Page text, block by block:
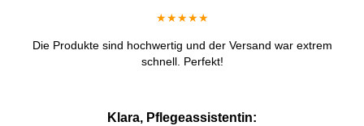
★★★★★
Die Produkte sind hochwertig und der Versand war extrem
schnell. Perfekt!
Klara, Pflegeassistentin: